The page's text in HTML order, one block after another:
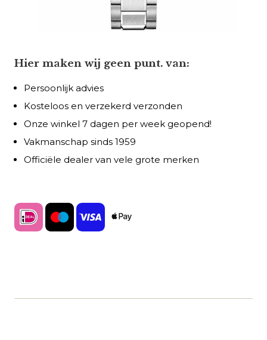
Hier maken wij geen punt. van:
Persoonlijk advies
Kosteloos en verzekerd verzonden
Onze winkel 7 dagen per week geopend!
Vakmanschap sinds 1959
Officiële dealer van vele grote merken